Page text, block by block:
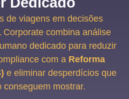
de viagens em decisões
Corporate combina análise
dedicado para reduzir
com a Reforma
e eliminar desperdícios que
conseguem mostrar.